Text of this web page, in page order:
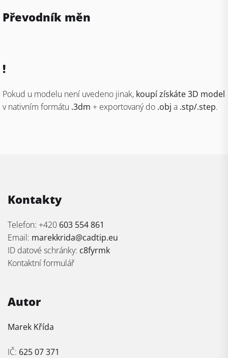
Převodník měn
!
Pokud u modelu není uvedeno jinak, koupí získáte 3D model
v nativním formátu .3dm + exportovaný do .obj a .stp/.step.
Kontakty
Telefon: +420 603 554 861
Email: marekkrida@cadtip.eu
ID datové schránky: c8fyrmk
Kontaktní formulář
Autor
Marek Křída
IČ: 625 07 371